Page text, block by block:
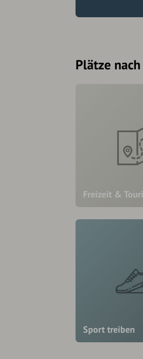
Plätze
Freizeit &
Sport treiben